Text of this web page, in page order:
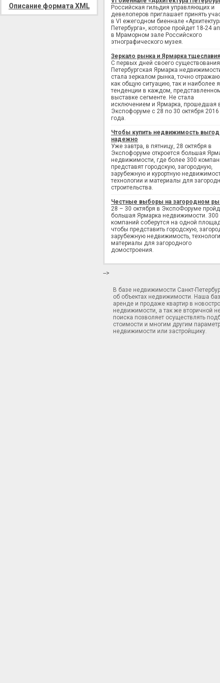
Описание формата XML
Российская гильдия управляющих и
девелоперов приглашает принять
в VI ежегодном биеннале
Петербурга», которое пройдет 18-24
в Мраморном зале Российского
этнографического музея.
Зеркало рынка и Ярмарка тщеславия
С первых дней своего существования
Петербургская Ярмарка
стала зеркалом рынка, точно
как общую ситуацию, так и наиболее
тенденции в каждом,
выставке сегменте. Не стала
исключением и Ярмарка, прошедшая
Экспофоруме с 28 по 30 октября 2016
года.
Чтобы купить недвижимость
надежно
Уже завтра, в пятницу, 28 октября в
Экспофоруме откроется большая
недвижимости, где более 300
представят городскую, загородную,
зарубежную и курортную
технологии и материалы для
строительства.
Честные выборы на загородном
28 – 30 октября в ЭкспоФоруме
большая Ярмарка недвижимости. 300
компаний соберутся на одной
чтобы представить городскую,
зарубежную недвижимость,
материалы для загородного
домостроения.
-->
В базе недвижимости Санкт-
об объектах недвижимости. Наша
аренде и продаже квартир в
недвижимости, а так же вторичной
поиска позволяет осуществлять
стоимости и многим другим
недвижимости или застройщику.